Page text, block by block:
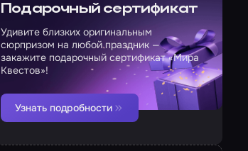
Подарочный сертификат
Удивите близких оригинальным
сюрпризом на любой праздник —
закажите подарочный сертификат «Мира
Квестов»!
Узнать подробности